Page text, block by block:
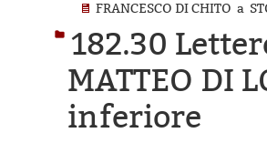
FRANCESCO DI CHITO a
182.30
MATTEO DI
inferiore